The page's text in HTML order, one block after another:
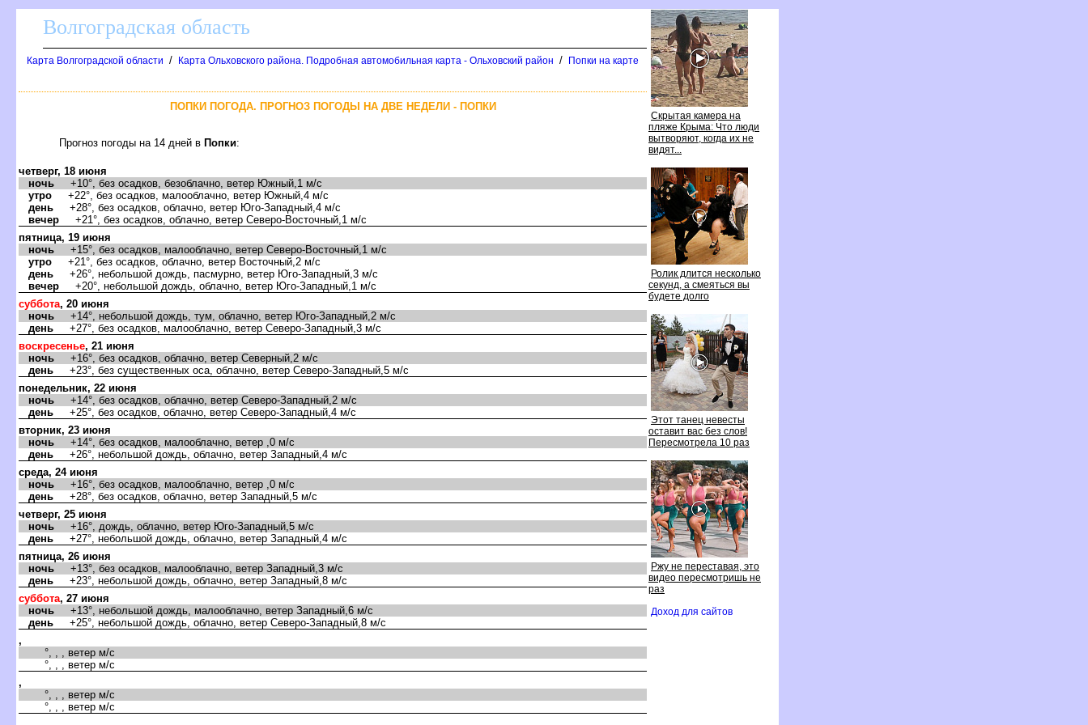
Скрытая камера на
пляже Крыма: Что люди
ытворяют, когда их не
идят...
Ролик длится несколько
секунд, а смеяться вы
удете долго
Этот танец невесты
оставит вас без слов!
Пересмотрела 10 раз
Ржу не переставая, это
идео пересмотришь не
раз
Доход для сайто
олгоградская область
Карта Волгоградской области / Карта Ольховского района. Подробная автомобильная карта - Ольховский район / Попки на карте
ПОПКИ ПОГОДА. ПРОГНОЗ ПОГОДЫ НА ДВЕ НЕДЕЛИ - ПОПКИ
Прогноз погоды на 14 дней Попки:
четверг, 18 июня
ночь +10°, без осадков, безоблачно, ветер Южный,1 м/с
утро +22°, без осадков, малооблачно, ветер Южный,4 м/с
день +28°, без осадков, облачно, ветер Юго-Западный,4 м/с
ечер +21°, без осадков, облачно, ветер Северо-Восточный,1 м/с
пятница, 19 июня
ночь +15°, без осадков, малооблачно, ветер Северо-Восточный,1 м/с
утро +21°, без осадков, облачно, ветер Восточный,2 м/с
день +26°, небольшой дождь, пасмурно, ветер Юго-Западный,3 м/с
ечер +20°, небольшой дождь, облачно, ветер Юго-Западный,1 м/с
суббота, 20 июня
ночь +14°, небольшой дождь, тум, облачно, ветер Юго-Западный,2 м/с
день +27°, без осадков, малооблачно, ветер Северо-Западный,3 м/с
оскресенье, 21 июня
ночь +16°, без осадков, облачно, ветер Северный,2 м/с
день +23°, без существенных оса, облачно, ветер Северо-Западный,5 м/с
понедельник, 22 июня
ночь +14°, без осадков, облачно, ветер Северо-Западный,2 м/с
день +25°, без осадков, облачно, ветер Северо-Западный,4 м/с
торник, 23 июня
ночь +14°, без осадков, малооблачно, ветер ,0 м/с
день +26°, небольшой дождь, облачно, ветер Западный,4 м/с
среда, 24 июня
ночь +16°, без осадков, малооблачно, ветер ,0 м/с
день +28°, без осадков, облачно, ветер Западный,5 м/с
четверг, 25 июня
ночь +16°, дождь, облачно, ветер Юго-Западный,5 м/с
день +27°, небольшой дождь, облачно, ветер Западный,4 м/с
пятница, 26 июня
ночь +13°, без осадков, малооблачно, ветер Западный,3 м/с
день +23°, небольшой дождь, облачно, ветер Западный,8 м/с
суббота, 27 июня
ночь +13°, небольшой дождь, малооблачно, ветер Западный,6 м/с
день +25°, небольшой дождь, облачно, ветер Северо-Западный,8 м/с
,
°, , , ветер м/с
°, , , ветер м/с
,
°, , , ветер м/с
°, , , ветер м/с